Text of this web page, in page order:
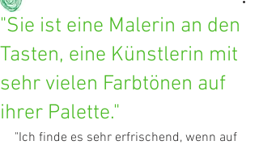
"Sie ist eine Malerin an den
Tasten, eine Künstlerin mit
sehr vielen Farbtönen auf
ihrer Palette."
"Ich finde es sehr erfrischend, wenn auf